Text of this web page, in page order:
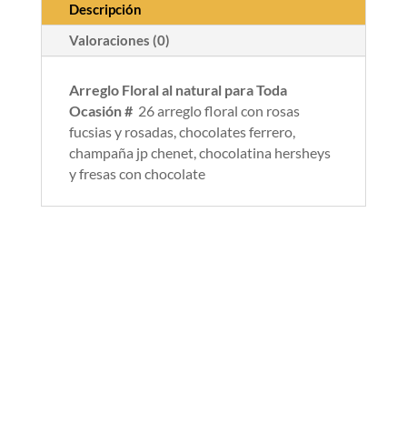
Descripción
Valoraciones (0)
Arreglo Floral al natural para Toda
Ocasión #26 arreglo floral con rosas
fucsias y rosadas, chocolates ferrero,
champaña jp chenet, chocolatina hersheys
y fresas con chocolate